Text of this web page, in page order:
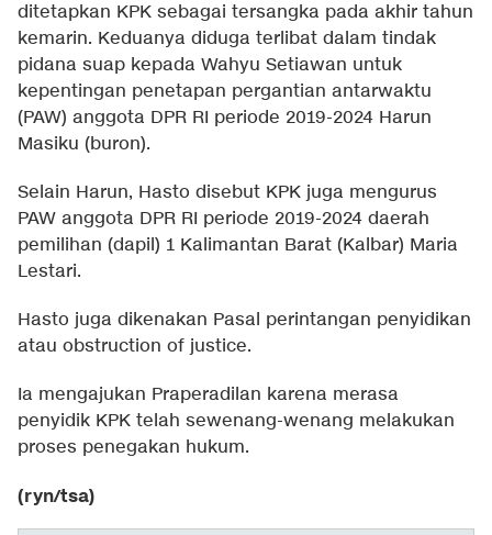
ditetapkan KPK sebagai tersangka pada akhir tahun
kemarin. Keduanya diduga terlibat dalam tindak
pidana suap kepada Wahyu Setiawan untuk
kepentingan penetapan pergantian antarwaktu
(PAW) anggota DPR RI periode 2019-2024 Harun
Masiku (buron).
Selain Harun, Hasto disebut KPK juga mengurus
PAW anggota DPR RI periode 2019-2024 daerah
pemilihan (dapil) 1 Kalimantan Barat (Kalbar) Maria
Lestari.
Hasto juga dikenakan Pasal perintangan penyidikan
atau obstruction of justice.
Ia mengajukan Praperadilan karena merasa
penyidik KPK telah sewenang-wenang melakukan
proses penegakan hukum.
(ryn/tsa)